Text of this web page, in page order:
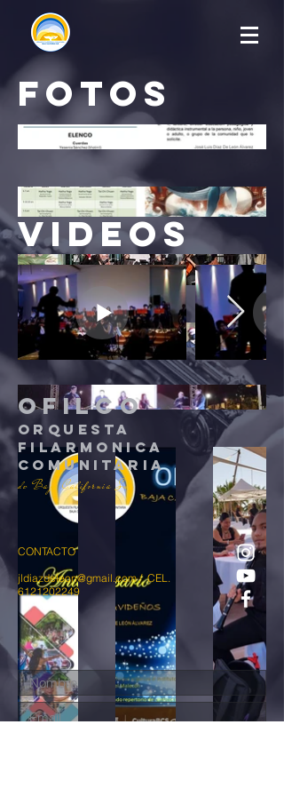
fotos
videos
oFILCO
ORQUESTA
FILARMONICA
COMUNITARIA
de Baja California Sur
CONTACTO
jldiazdeleon@gmail.com/ CEL.
6121202249